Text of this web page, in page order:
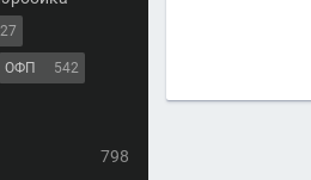
ОФП 542
798